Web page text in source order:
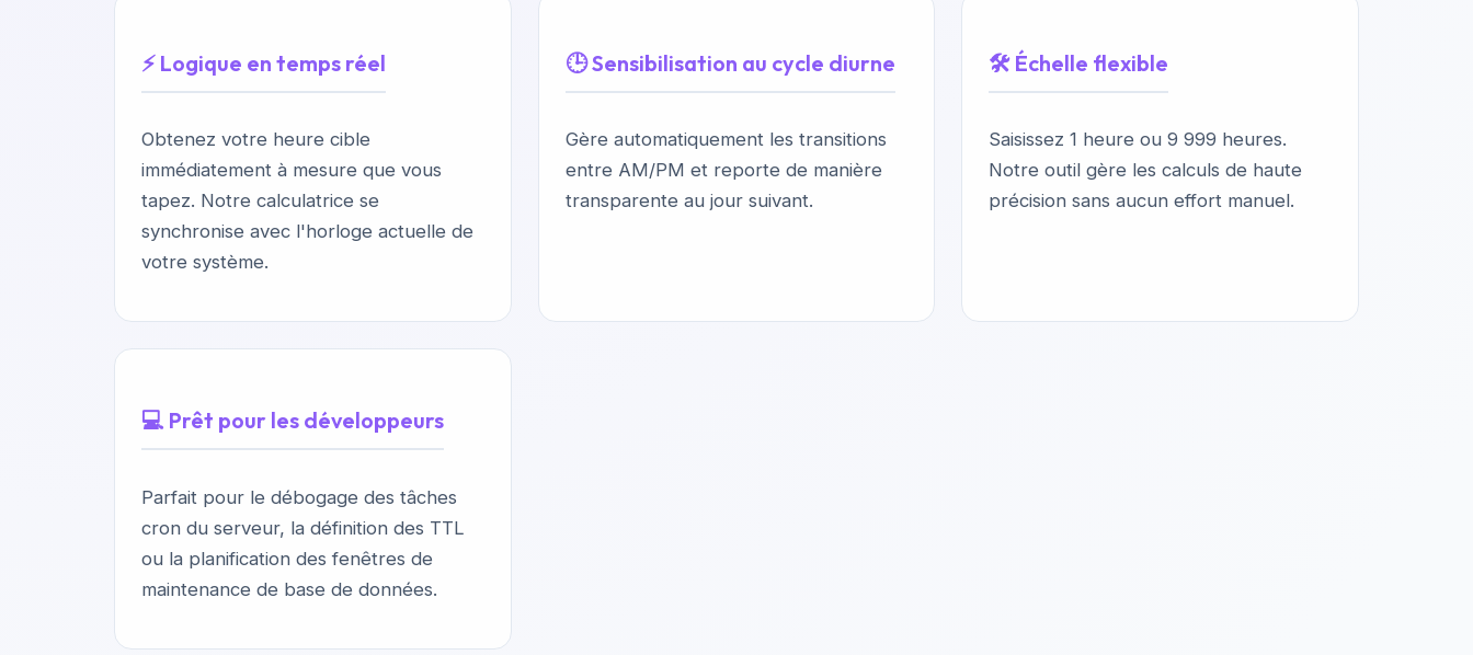
⚡ Logique en temps réel
Obtenez votre heure cible
immédiatement à mesure que vous
tapez. Notre calculatrice se
synchronise avec l'horloge actuelle de
votre système.
🕒 Sensibilisation au cycle diurne
Gère automatiquement les transitions
entre AM/PM et reporte de manière
transparente au jour suivant.
🛠️ Échelle flexible
Saisissez 1 heure ou 9 999 heures.
Notre outil gère les calculs de haute
précision sans aucun effort manuel.
💻 Prêt pour les développeurs
Parfait pour le débogage des tâches
cron du serveur, la définition des TTL
ou la planification des fenêtres de
maintenance de base de données.